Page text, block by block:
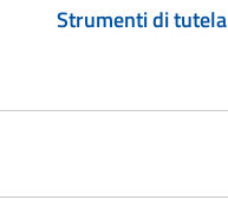
Strumenti di tutela